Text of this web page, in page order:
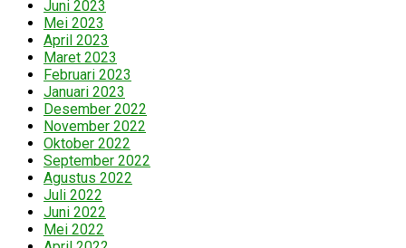
Juni 2023
Mei 2023
April 2023
Maret 2023
Februari 2023
Januari 2023
Desember 2022
November 2022
Oktober 2022
September 2022
Agustus 2022
Juli 2022
Juni 2022
Mei 2022